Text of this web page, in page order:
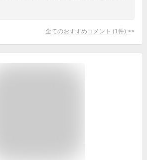
全てのおすすめコメント (1 件) >